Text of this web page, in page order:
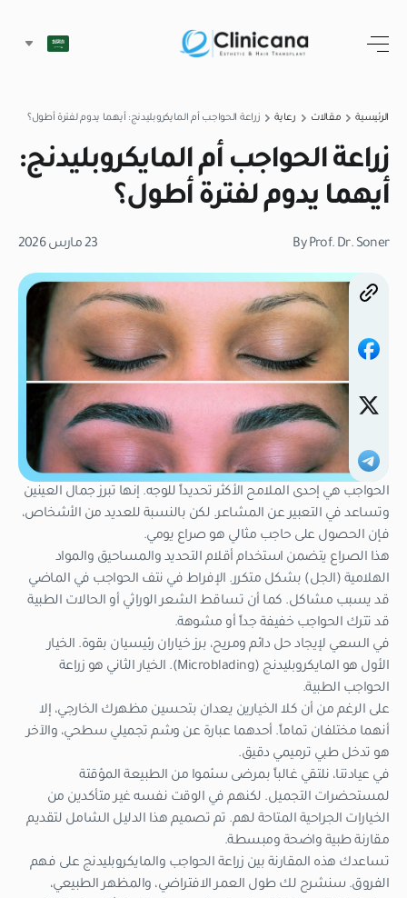
الرئيسية مقالات رعاية زراعة الحواجب أم المايكروبليدنج: أيهما يدوم لفترة أطول؟
زراعة الحواجب أم المايكروبليدنج:
أيهما يدوم لفترة أطول؟
By Prof. Dr. Soner 23 مارس 2026
الحواجب هي إحدى الملامح الأكثر تحديداً للوجه. إنها تبرز جمال العينين
وتساعد في التعبير عن المشاعر. لكن بالنسبة للعديد من الأشخاص،
فإن الحصول على حاجب مثالي هو صراع يومي.
هذا الصراع يتضمن استخدام أقلام التحديد والمساحيق والمواد
الهلامية (الجل) بشكل متكرر. الإفراط في نتف الحواجب في الماضي
قد يسبب مشاكل. كما أن تساقط الشعر الوراثي أو الحالات الطبية
قد تترك الحواجب خفيفة جداً أو مشوهة.
في السعي لإيجاد حل دائم ومريح، برز خياران رئيسيان بقوة. الخيار
الأول هو المايكروبليدنج (Microblading). الخيار الثاني هو زراعة
الحواجب الطبية.
على الرغم من أن كلا الخيارين يعدان بتحسين مظهرك الخارجي، إلا
أنهما مختلفان تماماً. أحدهما عبارة عن وشم تجميلي سطحي، والآخر
هو تدخل طبي ترميمي دقيق.
في عيادتنا، نلتقي غالباً بمرضى سئموا من الطبيعة المؤقتة
لمستحضرات التجميل. لكنهم في الوقت نفسه غير متأكدين من
الخيارات الجراحية المتاحة لهم. تم تصميم هذا الدليل الشامل لتقديم
مقارنة طبية واضحة ومبسطة.
تساعدك هذه المقارنة بين زراعة الحواجب والمايكروبليدنج على فهم
الفروق. سنشرح لك طول العمر الافتراضي، والمظهر الطبيعي،